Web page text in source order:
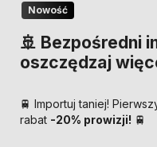
Nowość
🚢 Bezpośredni
oszczędzaj
🚆 Importuj taniej!
rabat -20% prowizji! 🚆